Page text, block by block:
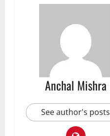
Anchal Mishra
See author's posts